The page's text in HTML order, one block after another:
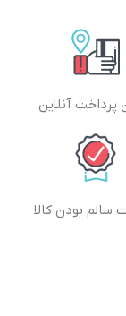
پرداخت آنلاین
سالم بودن کالا